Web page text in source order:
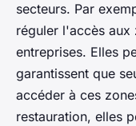
secteurs. Par
réguler l'accès aux
entreprises. Elles
garantissent que
accéder à ces
restauration, elles